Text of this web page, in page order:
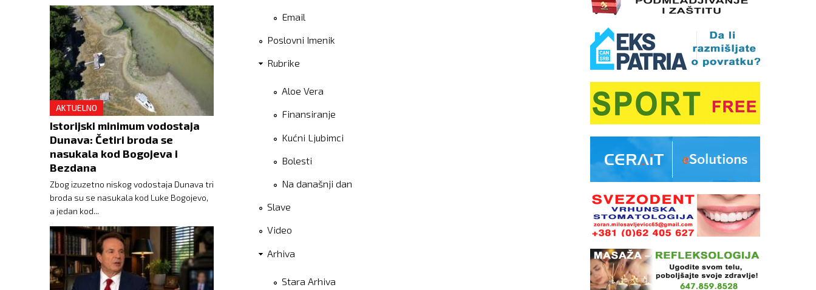
AKTUELNO
Istorijski minimum vodostaja
Dunava: Četiri broda se
nasukala kod Bogojeva i
Bezdana
Zbog izuzetno niskog vodostaja Dunava tri
broda su se nasukala kod Luke Bogojevo,
a jedan kod...
Email
Poslovni Imenik
Rubrike
Aloe Vera
Finansiranje
Kućni Ljubimci
Bolesti
Na današnji dan
Slave
Video
Arhiva
Stara Arhiva